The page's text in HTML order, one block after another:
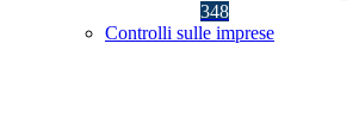
348
Controlli sulle imprese